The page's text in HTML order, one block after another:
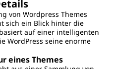
von Wordpress Themes
sich ein Blick hinter die
auf einer intelligenten
WordPress seine enorme
eines Themes